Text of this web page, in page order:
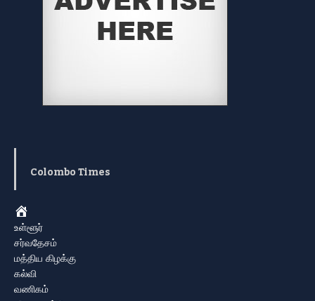
Colombo Times
உள்ளூர்
சர்வதேசம்
மத்திய கிழக்கு
கல்வி
வணிகம்